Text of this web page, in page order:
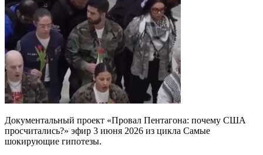
Документальный проект «Провал Пентагона: почему США
просчитались?» эфир 3 июня 2026 из цикла Самые
шокирующие гипотезы.